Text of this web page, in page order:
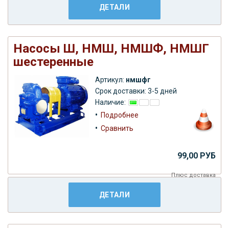
ДЕТАЛИ
Насосы Ш, НМШ, НМШФ, НМШГ
шестеренные
Артикул: нмшфг
Срок доставки: 3-5 дней
Наличие:
• Подробнее
• Сравнить
99,00 РУБ
Плюсдоставка
ДЕТАЛИ